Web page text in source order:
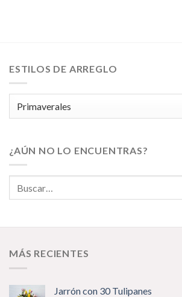
ESTILOS DE ARREGLO
¿AÚN NO LO ENCUENTRAS?
MÁS RECIENTES
Jarrón con 30 Tulipanes